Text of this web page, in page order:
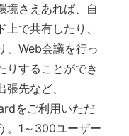
境さえあれば、自
で共有したり、
、Web会議を行っ
りすることができ
先など、
をご利用いただ
。1～300ユーザー